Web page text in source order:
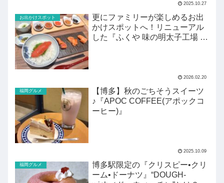
2025.10.27
お出かけスポット
更にファミリーが楽しめるお出
かけスポットへ！リニューアル
した『ふくや 味の明太子工場 ハ
2026.02.20
福岡グルメ
【博多】秋のごちそうスイーツ
♪『APOC COFFEE(アポックコ
ーヒー)』
2025.10.09
福岡グルメ
博多駅限定の『クリスピー•クリ
ーム•ドーナツ』“DOUGH-